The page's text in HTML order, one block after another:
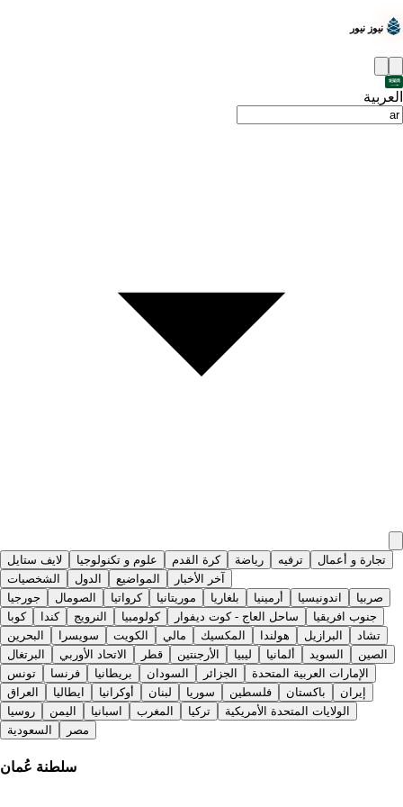
نيوز نيور
العربية
لايف ستايل علوم و تكنولوجيا كرة القدم رياضة ترفيه
تجارة و أعمال
الشخصيات
الدول المواضيع
آخر الأخبار
جورجيا
الصومال كرواتيا موريتانيا بلغاريا أرمينيا اندونيسيا
صربيا
كوبا
كندا النرويج كولومبيا ساحل العاج - كوت ديفوار
جنوب افريقيا
البحرين
سويسرا الكويت مالي المكسيك هولندا البرازيل
تشاد
البرتغال
الاتحاد الأوربي قطر الأرجنتين ليبيا ألمانيا السويد
الصين
تونس
فرنسا بريطانيا السودان الجزائر
الإمارات العربية المتحدة
العراق
ايطاليا أوكرانيا لبنان سوريا فلسطين باكستان
إيران
روسيا
اليمن اسبانيا المغرب تركيا
الولايات المتحدة الأمريكية
السعودية
مصر
سلطنة عُمان